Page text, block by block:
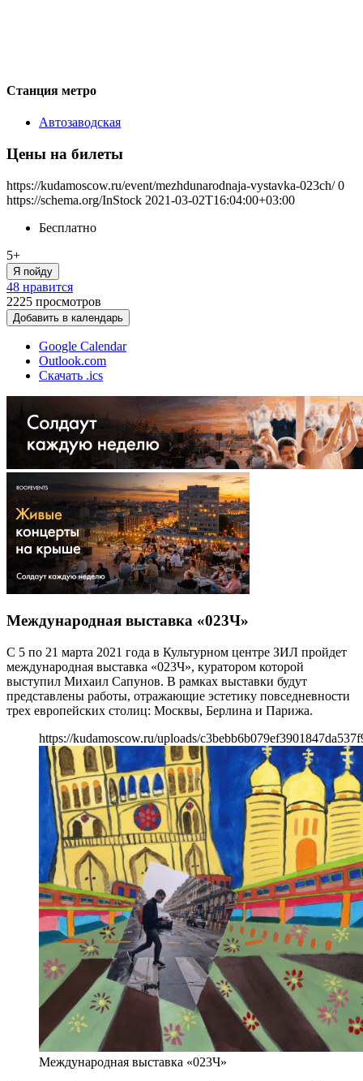
Станция метро
Автозаводская
Цены на билеты
https://kudamoscow.ru/event/mezhdunarodnaja-vystavka-023ch/ 0
https://schema.org/InStock 2021-03-02T16:04:00+03:00
Бесплатно
5+
Я пойду
48 нравится
2225 просмотров
Добавить в календарь
Google Calendar
Outlook.com
Скачать .ics
Международная выставка «023Ч»
С 5 по 21 марта 2021 года в Культурном центре ЗИЛ пройдет
международная выставка «023Ч», куратором которой
выступил Михаил Сапунов. В рамках выставки будут
представлены работы, отражающие эстетику повседневности
трех европейских столиц: Москвы, Берлина и Парижа.
https://kudamoscow.ru/uploads/
Международная выставка «023Ч»